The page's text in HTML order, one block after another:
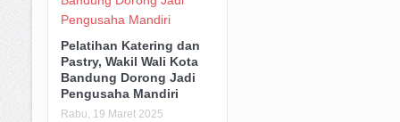
Pelatihan Katering dan
Pastry, Wakil Wali Kota
Bandung Dorong Jadi
Pengusaha Mandiri
Rabu, 19 Maret 2025